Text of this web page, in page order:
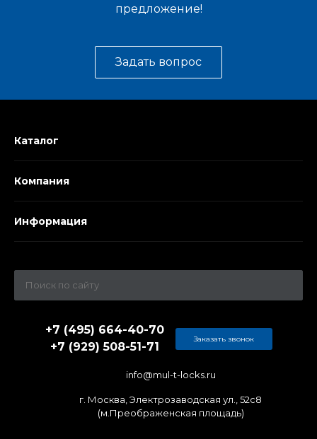
предложение!
Задать вопрос
Каталог
Компания
Информация
info@mul-t-locks.ru
+7 (495) 664-40-70
+7 (929) 508-51-71
г. Москва, Электрозаводская ул., 52c8
(м.Преображенская площадь)
Заказать звонок